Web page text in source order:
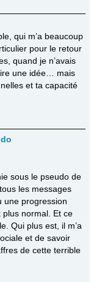
qui m’a beaucoup
pour le retour
quand je n’avais
une idée… mais
et ta capacité
sous le pseudo de
les messages
une progression
normal. Et ce
Qui plus est, il m’a
et de savoir
de cette terrible